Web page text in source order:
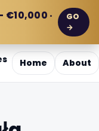
·
GO
→
Home About